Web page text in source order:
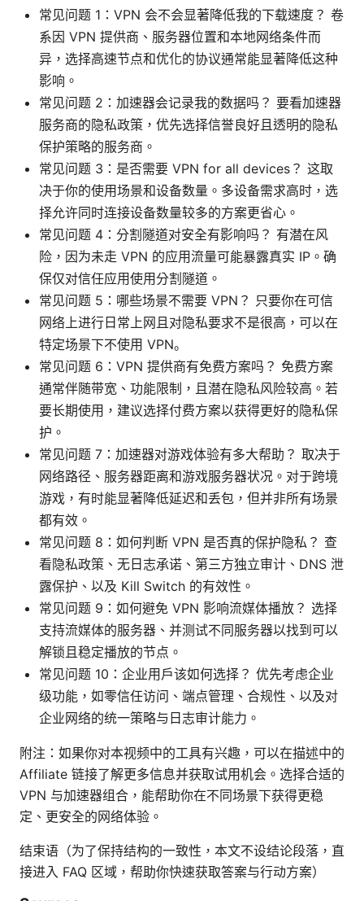
常见问题 1：VPN 会不会显著降低我的下载速度？ 卷
系因 VPN 提供商、服务器位置和本地网络条件而
异，选择高速节点和优化的协议通常能显著降低这种
影响。
常见问题 2：加速器会记录我的数据吗？ 要看加速器
服务商的隐私政策，优先选择信誉良好且透明的隐私
保护策略的服务商。
常见问题 3：是否需要 VPN for all devices？ 这取
决于你的使用场景和设备数量。多设备需求高时，选
择允许同时连接设备数量较多的方案更省心。
常见问题 4：分割隧道对安全有影响吗？ 有潜在风
险，因为未走 VPN 的应用流量可能暴露真实 IP。确
保仅对信任应用使用分割隧道。
常见问题 5：哪些场景不需要 VPN？ 只要你在可信
网络上进行日常上网且对隐私要求不是很高，可以在
特定场景下不使用 VPN。
常见问题 6：VPN 提供商有免费方案吗？ 免费方案
通常伴随带宽、功能限制，且潜在隐私风险较高。若
要长期使用，建议选择付费方案以获得更好的隐私保
护。
常见问题 7：加速器对游戏体验有多大帮助？ 取决于
网络路径、服务器距离和游戏服务器状况。对于跨境
游戏，有时能显著降低延迟和丢包，但并非所有场景
都有效。
常见问题 8：如何判断 VPN 是否真的保护隐私？ 查
看隐私政策、无日志承诺、第三方独立审计、DNS 泄
露保护、以及 Kill Switch 的有效性。
常见问题 9：如何避免 VPN 影响流媒体播放？ 选择
支持流媒体的服务器、并测试不同服务器以找到可以
解锁且稳定播放的节点。
常见问题 10：企业用户该如何选择？ 优先考虑企业
级功能，如零信任访问、端点管理、合规性、以及对
企业网络的统一策略与日志审计能力。
附注：如果你对本视频中的工具有兴趣，可以在描述中的
Affiliate 链接了解更多信息并获取试用机会。选择合适的
VPN 与加速器组合，能帮助你在不同场景下获得更稳
定、更安全的网络体验。
结束语（为了保持结构的一致性，本文不设结论段落，直
接进入 FAQ 区域，帮助你快速获取答案与行动方案）